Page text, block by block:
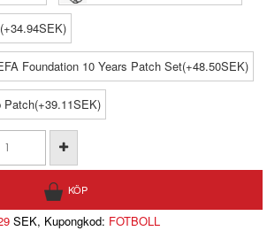
Foundation 10 Years Patch Set(+48.50SEK)
Patch(+39.11SEK)
SEK, Kupongkod: FOTBOLL